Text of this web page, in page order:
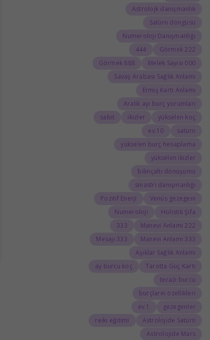
Astrolojk danışmanlık
Satürn döngüsü
Numeroloji Danışmanlığı
222 Görmek
444
000 Melek Sayısı
888 Görmek
Savaş Arabası Sağlık Anlamı
Ermiş Kartı Anlamı
Aralık ayı burç yorumları
yükselen koç
ikizler
sabit
satürn
10.ev
yükselen burç hesaplama
yükselen ikizler
bilinçaltı dönüşümü
sinastri danışmanlığı
Venüs gezegeni
Pozitif Enerji
Holistik Şifa
Numeroloji
222 Manevi Anlamı
333
333 Manevi Anlamı
333 Mesajı
Aşıklar Sağlık Anlamı
Tarotta Güç Kartı
ay burcu koç
terazi burcu
burçların özellikleri
gezegenler
1.ev
Astrolojide Satürn
reiki eğitimi
Astrolojide Mars